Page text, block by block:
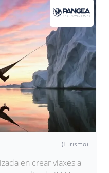
(Turismo)
en crear viaxes a